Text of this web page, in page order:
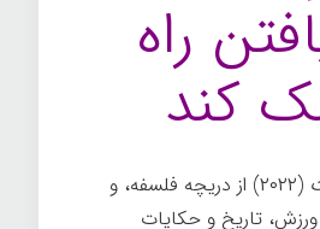
راه
کند
(۲۰۲۲) از دریچه فلسفه، و
تاریخ و حکایات